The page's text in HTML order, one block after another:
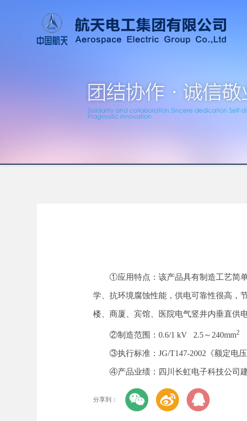
①应用特点：该产品具有制造工艺简
学、抗环境腐蚀性能，供电可靠性很高，
楼、商厦、宾馆、医院电气竖井内垂直供
②制造范围 ：0.6/1 kV 2.5～ 240mm2
③执行标准 ：JG/T147-2002 《额定电压
④产品业绩 ： 四川长虹电子科技公司
分享到：